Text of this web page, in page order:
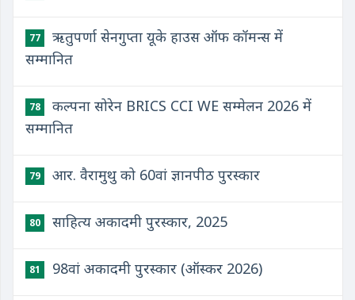
77
ऋतुपर्णा सेनगुप्ता यूके हाउस ऑफ कॉमन्स में
सम्मानित
78
कल्पना सोरेन BRICS CCI WE सम्मेलन 2026 में
सम्मानित
79 आर. वैरामुथु को 60वां ज्ञानपीठ पुरस्कार
80 साहित्य अकादमी पुरस्कार, 2025
81 98वां अकादमी पुरस्कार (ऑस्कर 2026)